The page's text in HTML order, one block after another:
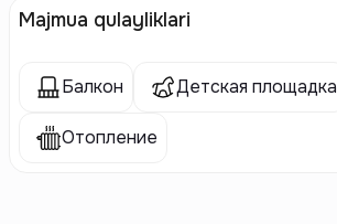
Majmua qulayliklari
Балкон Детская площадка
Отопление